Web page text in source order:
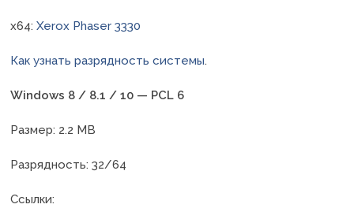
x64:Xerox Phaser 3330
Как узнать разрядность системы.
Windows 8 / 8.1 / 10 — PCL 6
Размер: 2.2 MB
Разрядность: 32/64
Ссылки: